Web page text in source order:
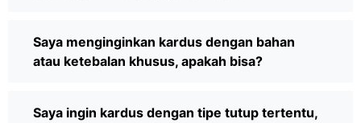
Saya menginginkan kardus dengan bahan
atau ketebalan khusus, apakah bisa?
Saya ingin kardus dengan tipe tutup tertentu,